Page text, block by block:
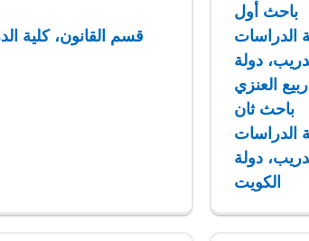
باحث أول
الدراسات
دولة
العنزي
باحث ثان
الدراسات
دولة
الكويت
قسم القانون، كلية